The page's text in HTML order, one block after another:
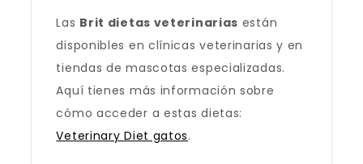
Las Brit dietas veterinarias están
disponibles en clínicas veterinarias y en
tiendas de mascotas especializadas.
Aquí tienes más información sobre
cómo acceder a estas dietas:
Veterinary Diet gatos.